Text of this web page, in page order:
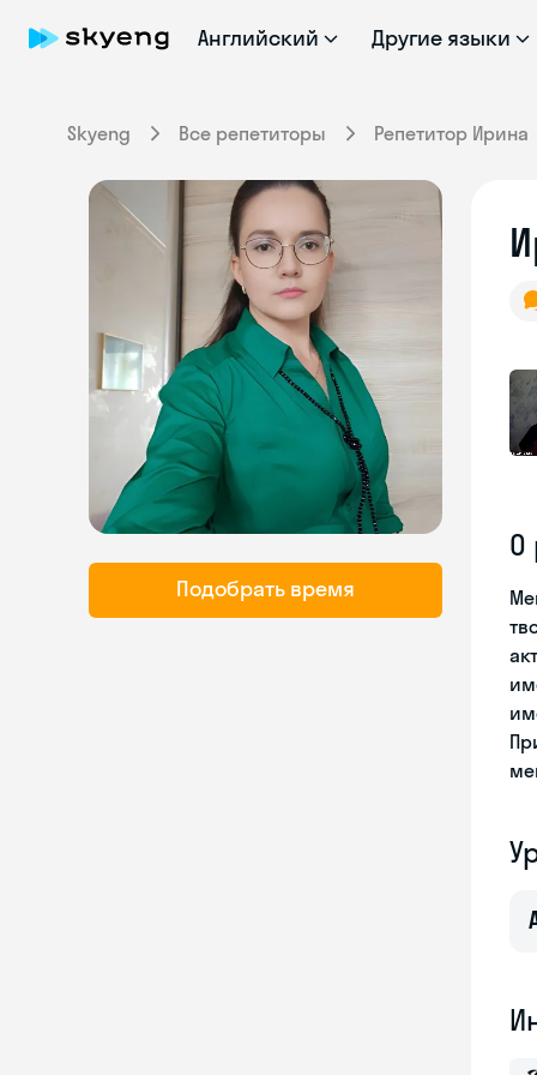
Английский Другие языки
Skyeng Все репетиторы Репетитор Ирина
Подобрать время
О